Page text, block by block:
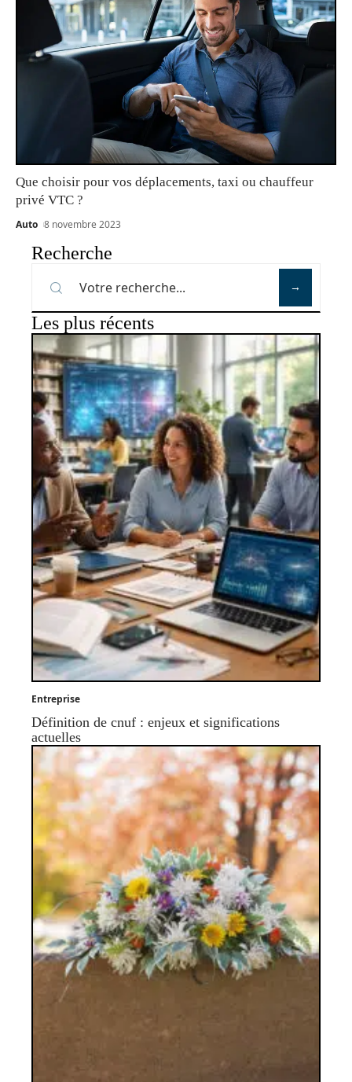
Que choisir pour vos déplacements, taxi ou chauffeur
privé VTC ?
Auto 8 novembre 2023
Recherche
Les plus récents
Entreprise
Définition de cnuf : enjeux et significations
actuelles